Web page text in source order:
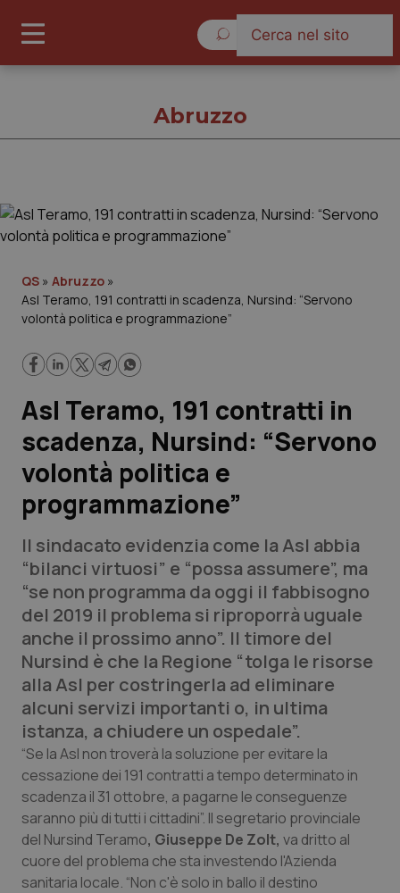
Governo e Parlamento
Regioni e Asl
Lavoro e Professioni
Scienza e Farmaci
Studi e Analisi
Lettere al direttore
Edizioni Regionali
QS Pro
Professionisti Sanitari.AI
Abruzzo
Basilicata
Calabria
Campania
QS Pro Gold
Artrite & artrosi
Asma & BPCO
Car-T
QS Club Newsletter
Abruzzo
QS » Abruzzo »
Asl Teramo, 191 contratti in scadenza, Nursind: “Servono
volontà politica e programmazione”
Asl Teramo, 191 contratti in
scadenza, Nursind: “Servono
volontà politica e
programmazione”
Il sindacato evidenzia come la Asl abbia
“bilanci virtuosi” e “possa assumere”, ma
“se non programma da oggi il fabbisogno
del 2019 il problema si riproporrà uguale
anche il prossimo anno”. Il timore del
Nursind è che la Regione “tolga le risorse
alla Asl per costringerla ad eliminare
alcuni servizi importanti o, in ultima
istanza, a chiudere un ospedale”.
“Se la Asl non troverà la soluzione per evitare la
cessazione dei 191 contratti a tempo determinato in
scadenza il 31 ottobre, a pagarne le conseguenze
saranno più di tutti i cittadini”. Il segretario provinciale
del Nursind Teramo, Giuseppe De Zolt, va dritto al
cuore del problema che sta investendo l'Azienda
sanitaria locale. “Non c'è solo in ballo il destino